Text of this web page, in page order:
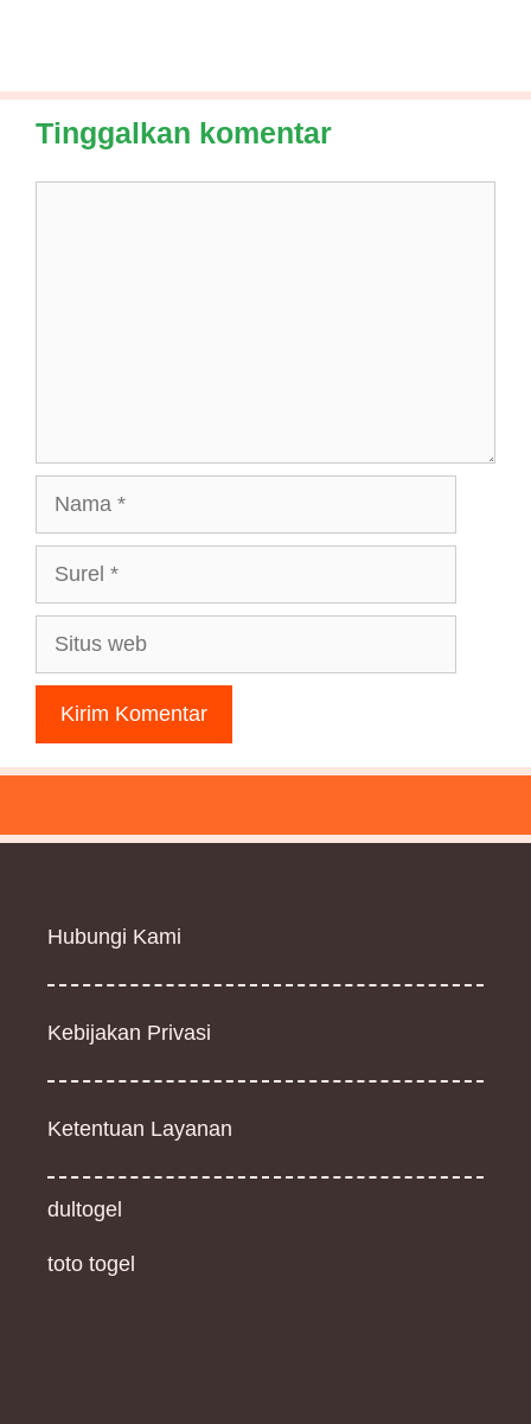
Tinggalkan komentar
Nama
Surel
Situs
web
Hubungi Kami
Kebijakan Privasi
Ketentuan Layanan
dultogel
toto togel